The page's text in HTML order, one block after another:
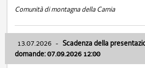
Comunità di montagna della Carnia
13.07.2026 - Scadenza della
domande: 07.09.2026 12:00